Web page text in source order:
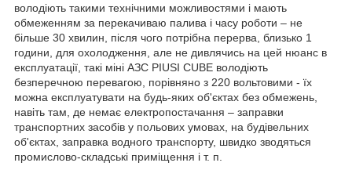
володіють такими технічними можливостями і мають
обмеженням за перекачиваю палива і часу роботи – не
більше 30 хвилин, після чого потрібна перерва, близько 1
години, для охолодження, але не дивлячись на цей нюанс в
експлуатації, такі міні АЗС PIUSI CUBE володіють
безперечною перевагою, порівняно з 220 вольтовими - їх
можна експлуатувати на будь-яких об'єктах без обмежень,
навіть там, де немає електропостачання – заправки
транспортних засобів у польових умовах, на будівельних
об'єктах, заправка водного транспорту, швидко зводяться
промислово-складські приміщення і т. п.